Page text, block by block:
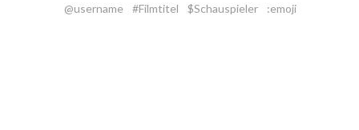
@username #Filmtitel $Schauspieler :emoji